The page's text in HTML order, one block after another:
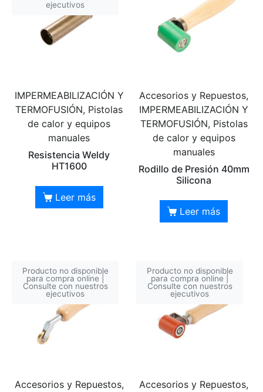
ejecutivos
IMPERMEABILIZACIÓN Y
TERMOFUSIÓN, Pistolas
de calor y equipos
manuales
Resistencia Weldy
HT1600
Leer más
Accesorios y Repuestos,
IMPERMEABILIZACIÓN Y
TERMOFUSIÓN, Pistolas
de calor y equipos
manuales
Rodillo de Presión 40mm
Silicona
Leer más
Producto no disponible
para compra online |
Consulte con nuestros
ejecutivos
Accesorios y Repuestos,
Producto no disponible
para compra online |
Consulte con nuestros
ejecutivos
Accesorios y Repuestos,